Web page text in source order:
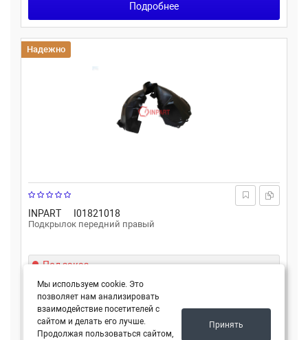
Подробнее
INPART I01821018
Подкрылок передний правый
Надежно
Под заказ
Подробнее
Мы используем cookie. Это
позволяет нам анализировать
взаимодействие посетителей с
сайтом и делать его лучше.
Продолжая пользоваться сайтом,
Принять